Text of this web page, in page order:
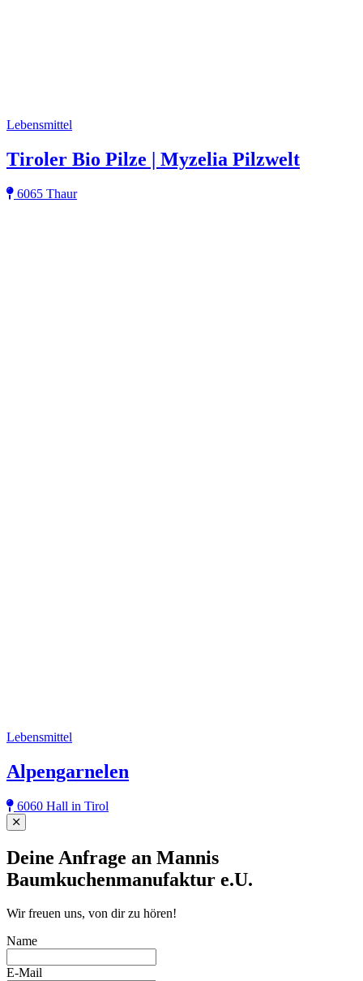
Lebensmittel
Tiroler Bio Pilze | Myzelia Pilzwelt
6065 Thaur
Lebensmittel
Alpengarnelen
6060 Hall in Tirol
Close
Deine Anfrage an Mannis
Baumkuchenmanufaktur e.U.
Wir freuen uns, von dir zu hören!
Name
E-Mail